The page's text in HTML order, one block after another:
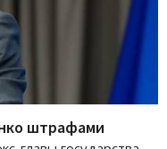
штрафами